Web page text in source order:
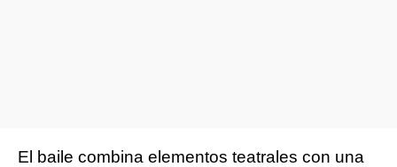
El baile combina elementos teatrales con una